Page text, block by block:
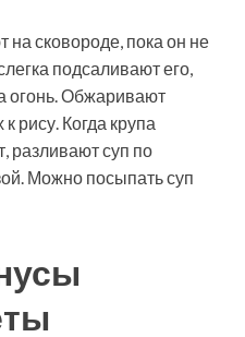
сковороде, пока он не
подсаливают его,
огонь. Обжаривают
рису. Когда крупа
разливают суп по
Можно посыпать суп